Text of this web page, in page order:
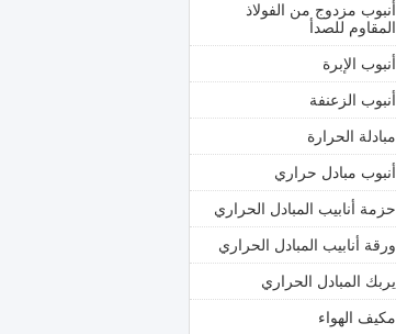
أنبوب مزدوج من الفولاذ
المقاوم للصدأ
أنبوب الإبرة
أنبوب الزعنفة
مبادلة الحرارة
أنبوب مبادل حراري
حزمة أنابيب المبادل الحراري
ورقة أنابيب المبادل الحراري
يربك المبادل الحراري
مكيف الهواء